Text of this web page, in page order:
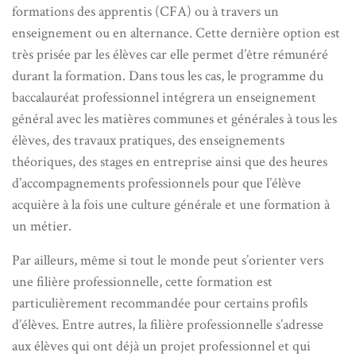
formations des apprentis (CFA) ou à travers un
enseignement ou en alternance. Cette dernière option est
très prisée par les élèves car elle permet d’être rémunéré
durant la formation. Dans tous les cas, le programme du
baccalauréat professionnel intégrera un enseignement
général avec les matières communes et générales à tous les
élèves, des travaux pratiques, des enseignements
théoriques, des stages en entreprise ainsi que des heures
d’accompagnements professionnels pour que l’élève
acquière à la fois une culture générale et une formation à
un métier.
Par ailleurs, même si tout le monde peut s’orienter vers
une filière professionnelle, cette formation est
particulièrement recommandée pour certains profils
d’élèves. Entre autres, la filière professionnelle s’adresse
aux élèves qui ont déjà un projet professionnel et qui